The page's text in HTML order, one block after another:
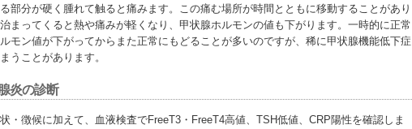
部分が硬く腫れて触ると痛みます。この痛む場所が時間とともに移動することがあり
まってくると熱や痛みが軽くなり、甲状腺ホルモンの値も下がります。一時的に正常
モン値が下がってからまた正常にもどることが多いのですが、稀に甲状腺機能低下症
うことがあります。
炎の診断
・徴候に加えて、血液検査でFreeT3・FreeT4高値、TSH低値、CRP陽性を確認しま